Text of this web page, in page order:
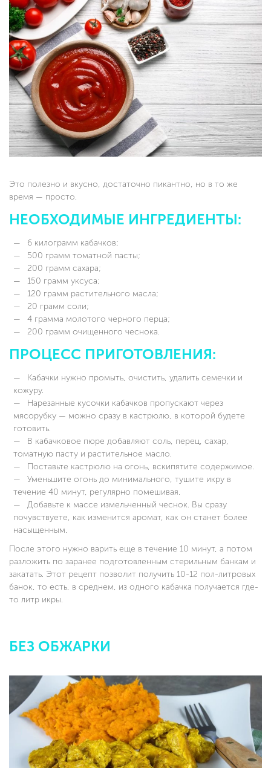
Это полезно и вкусно, достаточно пикантно, но в то же
время — просто.
НЕОБХОДИМЫЕ ИНГРЕДИЕНТЫ:
6 килограмм кабачков;
500 грамм томатной пасты;
200 грамм сахара;
150 грамм уксуса;
120 грамм растительного масла;
20 грамм соли;
4 грамма молотого черного перца;
200 грамм очищенного чеснока.
ПРОЦЕСС ПРИГОТОВЛЕНИЯ:
Кабачки нужно промыть, очистить, удалить семечки и
кожуру.
Нарезанные кусочки кабачков пропускают через
мясорубку — можно сразу в кастрюлю, в которой будете
готовить.
В кабачковое пюре добавляют соль, перец, сахар,
томатную пасту и растительное масло.
Поставьте кастрюлю на огонь, вскипятите содержимое.
Уменьшите огонь до минимального, тушите икру в
течение 40 минут, регулярно помешивая.
Добавьте к массе измельченный чеснок. Вы сразу
почувствуете, как изменится аромат, как он станет более
насыщенным.
После этого нужно варить еще в течение 10 минут, а потом
разложить по заранее подготовленным стерильным банкам и
закатать. Этот рецепт позволит получить 10-12 пол-литровых
банок, то есть, в среднем, из одного кабачка получается где-
то литр икры.
БЕЗ ОБЖАРКИ